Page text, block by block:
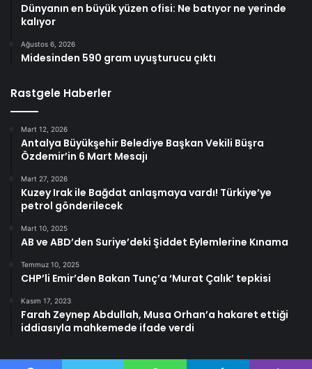
Dünyanın en büyük yüzen ofisi: Ne batıyor ne yerinde
kalıyor
Ağustos 6, 2026
Midesinden 590 gram uyuşturucu çıktı
Rastgele Haberler
Mart 12, 2026
Antalya Büyükşehir Belediye Başkan Vekili Büşra
Özdemir’in 6 Mart Mesajı
Mart 27, 2026
Kuzey Irak ile Bağdat anlaşmaya vardı! Türkiye’ye
petrol gönderilecek
Mart 10, 2025
AB ve ABD’den Suriye’deki Şiddet Eylemlerine Kınama
Temmuz 10, 2025
CHP’li Emir’den Bakan Tunç’a ‘Murat Çalık’ tepkisi
Kasım 17, 2023
Farah Zeynep Abdullah, Musa Orhan’a hakaret ettiği
iddiasıyla mahkemede ifade verdi